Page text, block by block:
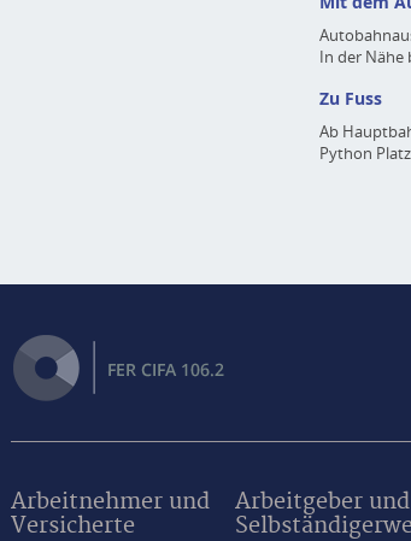
In der Nähe
Zu Fuss
Ab
Python
Arbeitnehmer und
Versicherte
Arbeitgeber und